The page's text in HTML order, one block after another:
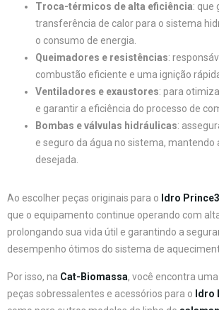
Troca-térmicos de alta eficiência: que
transferência de calor para o sistema
o consumo de energia.
Queimadores e resistências:
combustão eficiente e uma ignição
Ventiladores e exaustores: para
e garantir a eficiência do processo de
Bombas e válvulas hidráulicas:
e seguro da água no sistema,
desejada.
Ao escolher peças originais para o Idro
que o equipamento continue operando com
prolongando sua vida útil e garantindo a
desempenho ótimos do sistema de
Por isso, na Cat-Biomassa, você encontra
peças sobressalentes e acessórios para o Idro